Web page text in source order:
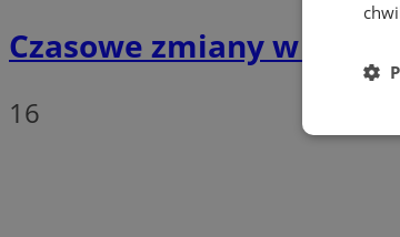
Czasowe zmiany w
16